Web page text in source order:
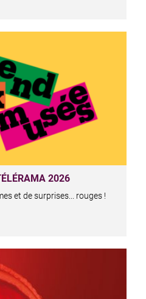
2026
et de surprises... rouges !